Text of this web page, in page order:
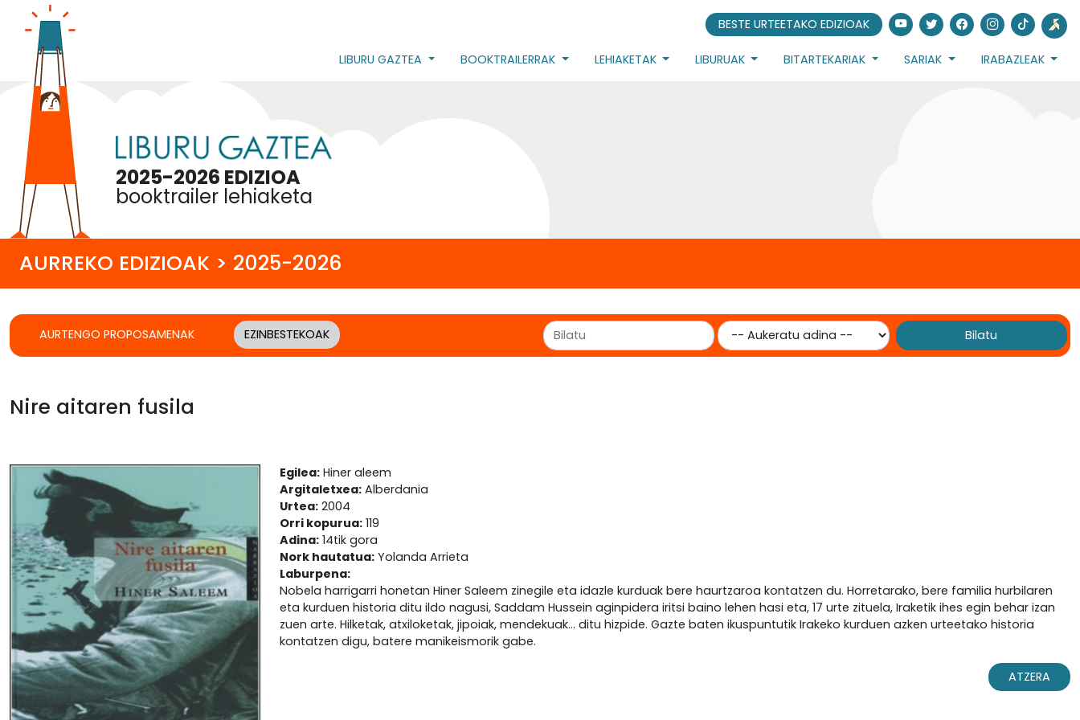
BESTE URTEETAKO EDIZIOAK
LIBURU GAZTEA BOOKTRAILERRAK LEHIAKETAK LIBURUAK BITARTEKARIAK SARIAK IRABAZLEAK
2025-2026 EDIZIOA
booktrailer lehiaketa
AURREKO EDIZIOAK > 2025-2026
AURTENGO PROPOSAMENAK EZINBESTEKOAK Bilatu
Nire aitaren fusila
Egilea: Hiner aleem
Argitaletxea: Alberdania
Urtea: 2004
Orri kopurua: 119
Adina: 14tik gora
Nork hautatua: Yolanda Arrieta
Laburpena:
Nobela harrigarri honetan Hiner Saleem zinegile eta idazle kurduak bere haurtzaroa kontatzen du. Horretarako, bere familia hurbilaren
eta kurduen historia ditu ildo nagusi, Saddam Hussein aginpidera iritsi baino lehen hasi eta, 17 urte zituela, Iraketik ihes egin behar izan
zuen arte. Hilketak, atxiloketak, jipoiak, mendekuak… ditu hizpide. Gazte baten ikuspuntutik Irakeko kurduen azken urteetako historia
kontatzen digu, batere manikeismorik gabe.
ATZERA